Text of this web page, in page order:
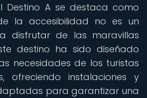
Destino A se destaca como
la accesibilidad no es un
disfrutar de las maravillas
destino ha sido diseñado
necesidades de los turistas
ofreciendo instalaciones y
para garantizar una